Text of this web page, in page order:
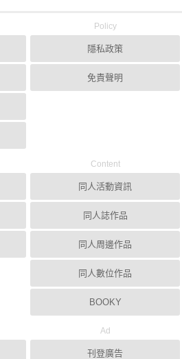
Policy
隱私政策
免責聲明
Content
同人活動資訊
同人誌作品
同人周邊作品
同人數位作品
BOOKY
Ad
刊登廣告